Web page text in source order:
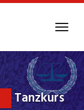
Tanzkurs